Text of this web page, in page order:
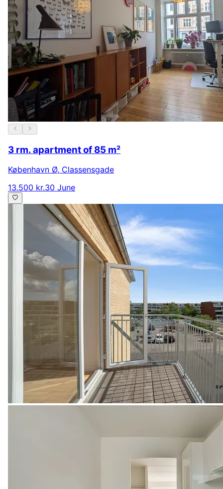
3 rm. apartment of 85 m²
København Ø, Classensgade
13.500 kr.30 June